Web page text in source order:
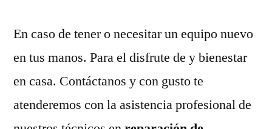
En caso de tener o necesitar un equipo nuevo
en tus manos. Para el disfrute de y bienestar
en casa. Contáctanos y con gusto te
atenderemos con la asistencia profesional de